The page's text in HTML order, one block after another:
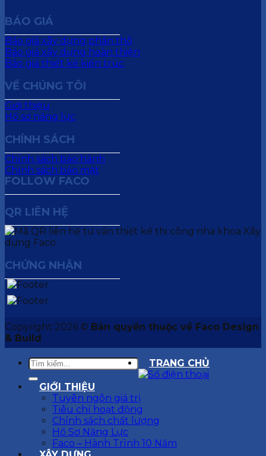
BÁO GIÁ
Báo giá xây dựng phần thô
Báo giá xây dựng hoàn thiện
Báo giá thiết kế kiến trúc
VỀ CHÚNG TÔI
Giới thiệu
Hồ sơ năng lực
CHÍNH SÁCH
Chính sách bảo hành
Chính sách bảo mật
FOLLOW FACO
QR LIÊN HỆ
CHỨNG NHẬN
Copyright 2026 © Bản quyền thuộc về Faco Design
& Build
TRANG CHỦ
GIỚI THIỆU
Tuyên ngôn giá trị
Tiêu chí hoạt động
Chính sách chất lượng
Hồ Sơ Năng Lực
Faco – Hành Trình 10 Năm